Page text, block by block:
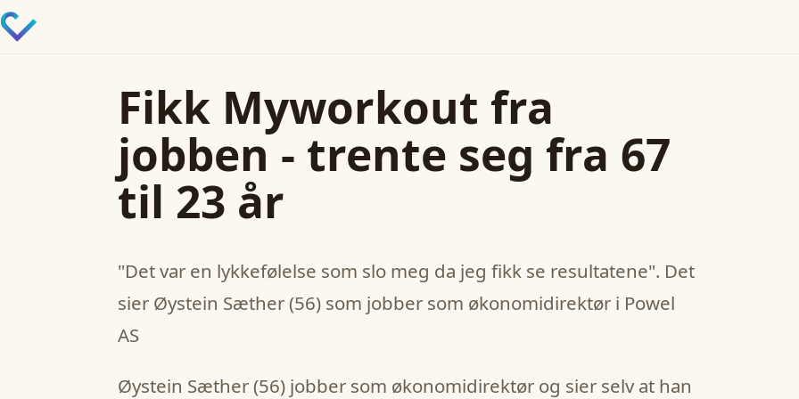
Fikk Myworkout fra
jobben - trente seg fra 67
til 23 år
"Det var en lykkefølelse som slo meg da jeg fikk se resultatene". Det
sier Øystein Sæther (56) som jobber som økonomidirektør i Powel
AS
Øystein Sæther (56) jobber som økonomidirektør og sier selv at han